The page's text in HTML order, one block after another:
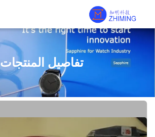
تفاصيل المنتجات